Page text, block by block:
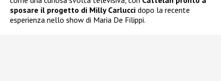
sposare il progetto di Milly Carlucci dopo la recente
esperienza nello show di Maria De Filippi.